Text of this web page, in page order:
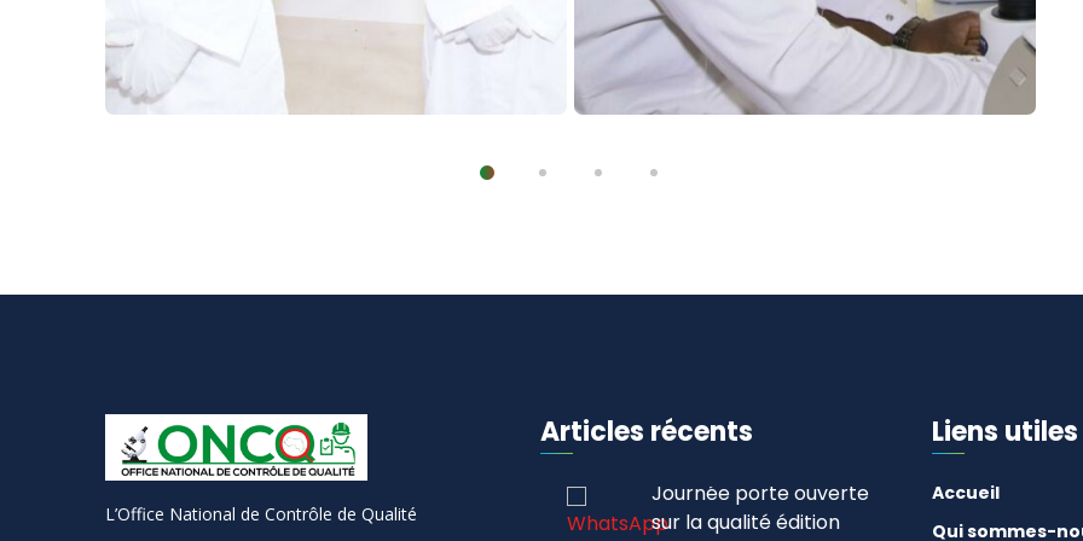
L’Office National de Contrôle de Qualité
Articles récents
Générale de l’ONCQ
Journée porte ouverte
sur la qualité édition
Réunions de
Ministère du
Liens utiles
Accueil
Qui sommes-